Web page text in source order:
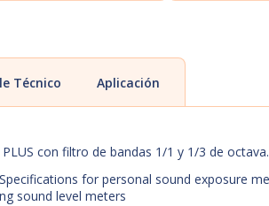
Técnico Aplicación
con filtro de bandas 1/1 y 1/3 de octava.
for personal sound exposure
sound level meters